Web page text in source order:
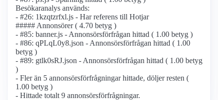
Besökaranalys används:
- #26: 1kzqtzrfxl.js - Har referens till Hotjar
##### Annonsörer ( 4.70 betyg )
- #85: banner.js - Annonsörs­förfrågan hittad ( 1.00 betyg )
- #86: qPLqL0y8.json - Annonsörs­förfrågan hittad ( 1.00
betyg )
- #89: gtlk0sRJ.json - Annonsörs­förfrågan hittad ( 1.00 betyg
)
- Fler än 5 annonsörs­förfrågningar hittade, döljer resten (
1.00 betyg )
- Hittade totalt 9 annonsörs­förfrågningar.